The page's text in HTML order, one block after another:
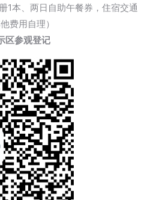
1本、两日自助午餐券，住宿交通
费用自理）
区参观登记